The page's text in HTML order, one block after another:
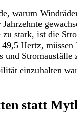
statt
warum
zu stark, ist die
Hertz,
und Stromausfälle
einzuhalten